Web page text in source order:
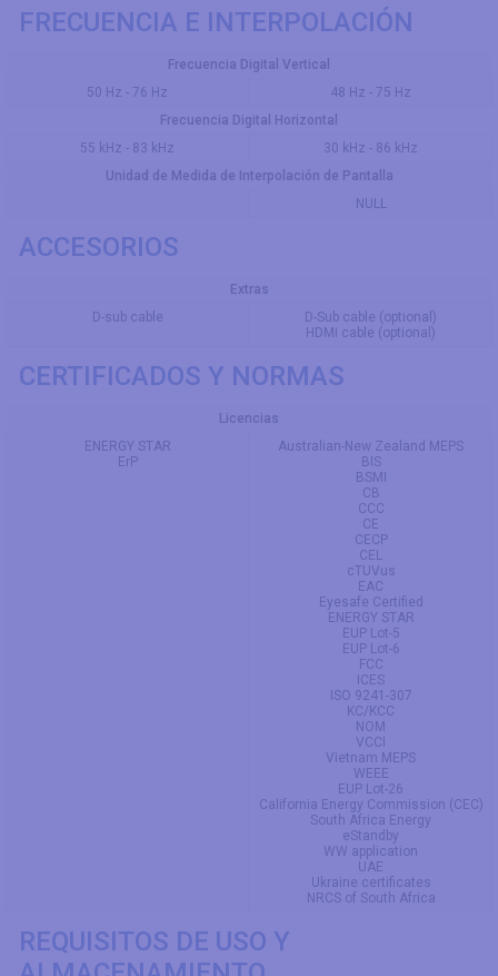
FRECUENCIA E INTERPOLACIÓN
Frecuencia Digital Vertical
50 Hz - 76 Hz
48 Hz - 75 Hz
Frecuencia Digital Horizontal
55 kHz - 83 kHz
30 kHz - 86 kHz
Unidad de Medida de Interpolación de Pantalla
NULL
ACCESORIOS
Extras
D-sub cable
D-Sub cable (optional)
HDMI cable (optional)
CERTIFICADOS Y NORMAS
Licencias
ENERGY STAR
ErP
Australian-New Zealand MEPS
BIS
BSMI
CB
CCC
CE
CECP
CEL
cTUVus
EAC
Eyesafe Certified
ENERGY STAR
EUP Lot-5
EUP Lot-6
FCC
ICES
ISO 9241-307
KC/KCC
NOM
VCCI
Vietnam MEPS
WEEE
EUP Lot-26
California Energy Commission (CEC)
South Africa Energy
eStandby
WW application
UAE
Ukraine certificates
NRCS of South Africa
REQUISITOS DE USO Y